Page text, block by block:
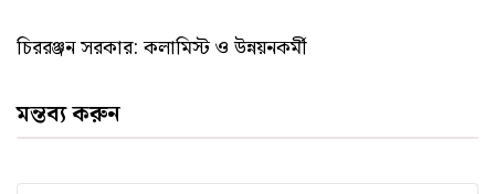
চিররঞ্জন সরকার: কলামিস্ট ও উন্নয়নকর্মী
মন্তব্য করুন